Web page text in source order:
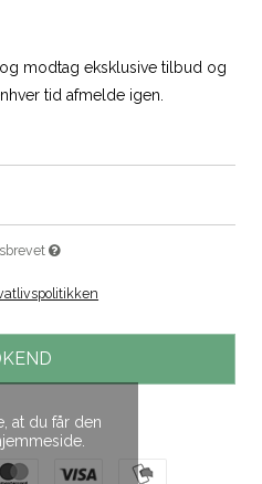
at du får den
modtag eksklusive tilbud og
tid afmelde igen.